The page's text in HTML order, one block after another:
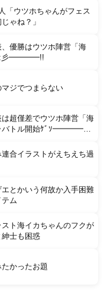
「ウツホちゃんがフェス
ゃね？」
、優勝はウツホ陣営「海
:彡━━━━!!
マジでつまらない
は超僅差でウツホ陣営「海
バトル開始ｹﾞｿ━━━━く
連合イラストがえちえち過
エとかいう何故か入手困難
ム
スト海イカちゃんのフクが
紳士も困惑
たかったお題